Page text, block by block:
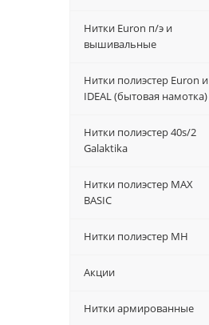
Нитки Euron п/э и
вышивальные
Нитки полиэстер Euron и
IDEAL (бытовая намотка)
Нитки полиэстер 40s/2
Galaktika
Нитки полиэстер MAX
BASIC
Нитки полиэстер MH
Акции
Нитки армированные